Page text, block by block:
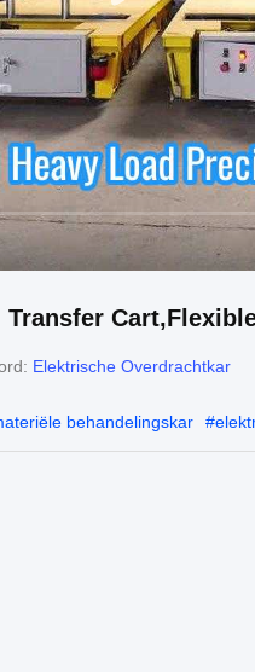
Elektrische Overdrachtkar
behandelingskar #